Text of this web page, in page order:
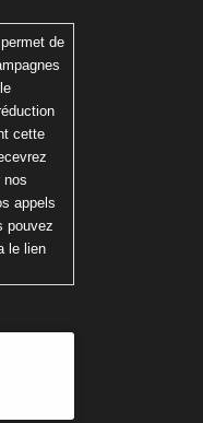
de
cette
nos
appels
pouvez
le lien